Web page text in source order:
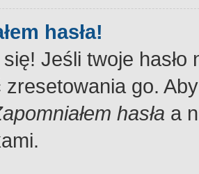
hasła!
Jeśli twoje
zresetowania go.
hasła a